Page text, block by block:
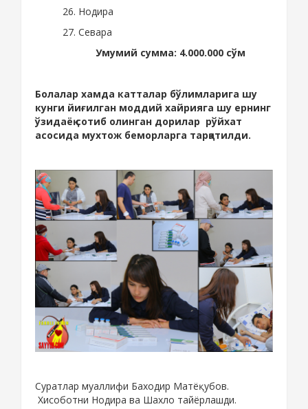
26. Нодира
27. Севара
Умумий сумма: 4.000.000 сўм
Болалар хамда катталар бўлимларига шу
кунги йиғилган моддий хайрияга шу ернинг
ўзидаёқ сотиб олинган дорилар рўйхат
асосида мухтож беморларга тарқатилди.
Суратлар муаллифи Баходир Матёқубов.
Хисоботни Нодира ва Шахло тайёрлашди.